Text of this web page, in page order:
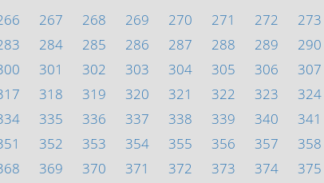
267 268 269 270 271 272 273
284 285 286 287 288 289 290
301 302 303 304 305 306 307
318 319 320 321 322 323 324
335 336 337 338 339 340 341
352 353 354 355 356 357 358
369 370 371 372 373 374 375